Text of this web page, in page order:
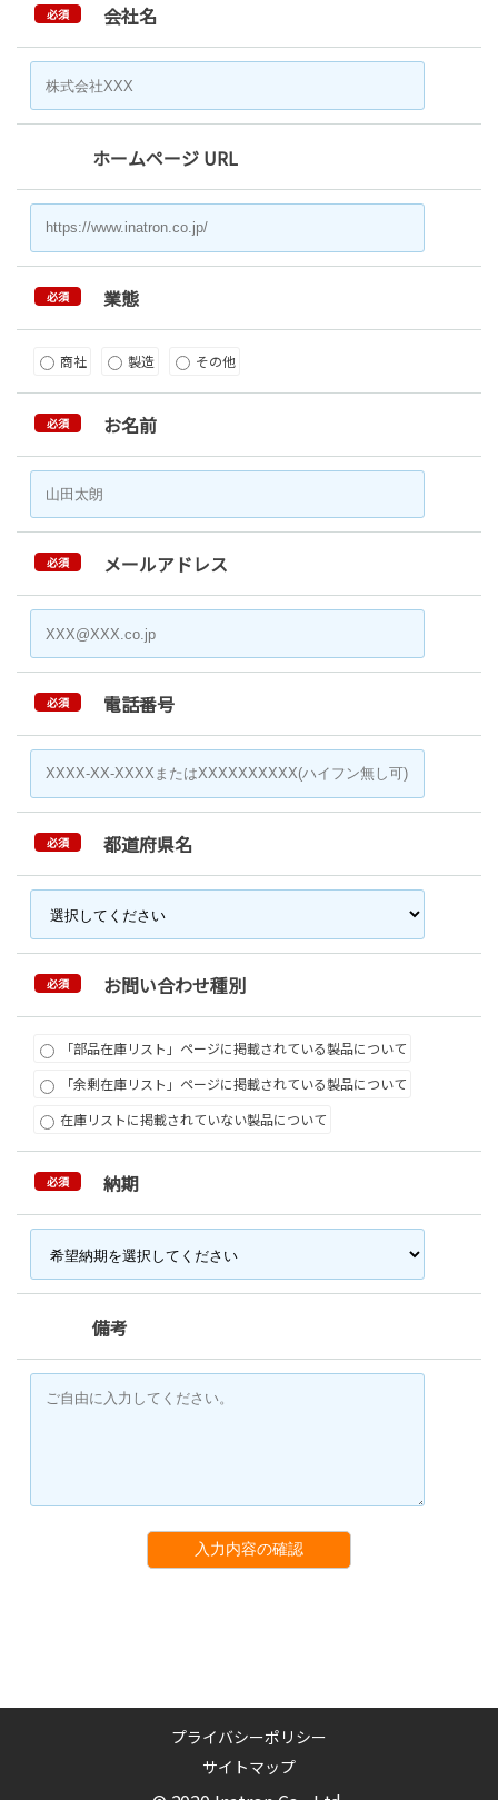
必須 会社名
ホームページ URL
必須 業態
商社 製造 その他
必須 お名前
必須 メールアドレス
必須 電話番号
必須 都道府県名
必須 お問い合わせ種別
「部品在庫リスト」ページに掲載されている製品について
「余剰在庫リスト」ページに掲載されている製品について
在庫リストに掲載されていない製品について
必須 納期
備考
入力内容の確認
プライバシーポリシー
サイトマップ